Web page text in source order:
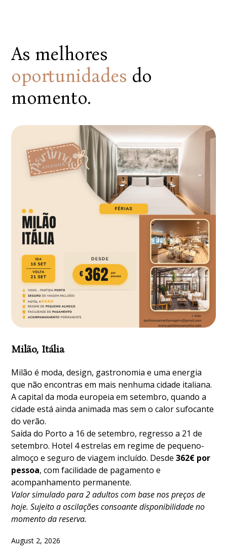
As melhores
oportunidades do
momento.
Milão, Itália
Milão é moda, design, gastronomia e uma energia
que não encontras em mais nenhuma cidade italiana.
A capital da moda europeia em setembro, quando a
cidade está ainda animada mas sem o calor sufocante
do verão.
Saída do Porto a 16 de setembro, regresso a 21 de
setembro. Hotel 4 estrelas em regime de pequeno-
almoço e seguro de viagem incluído. Desde362€ por
pessoa, com facilidade de pagamento e
acompanhamento permanente.
Valor simulado para 2 adultos com base nos preços de
hoje. Sujeito a oscilações consoante disponibilidade no
momento da reserva.
August 2, 2026